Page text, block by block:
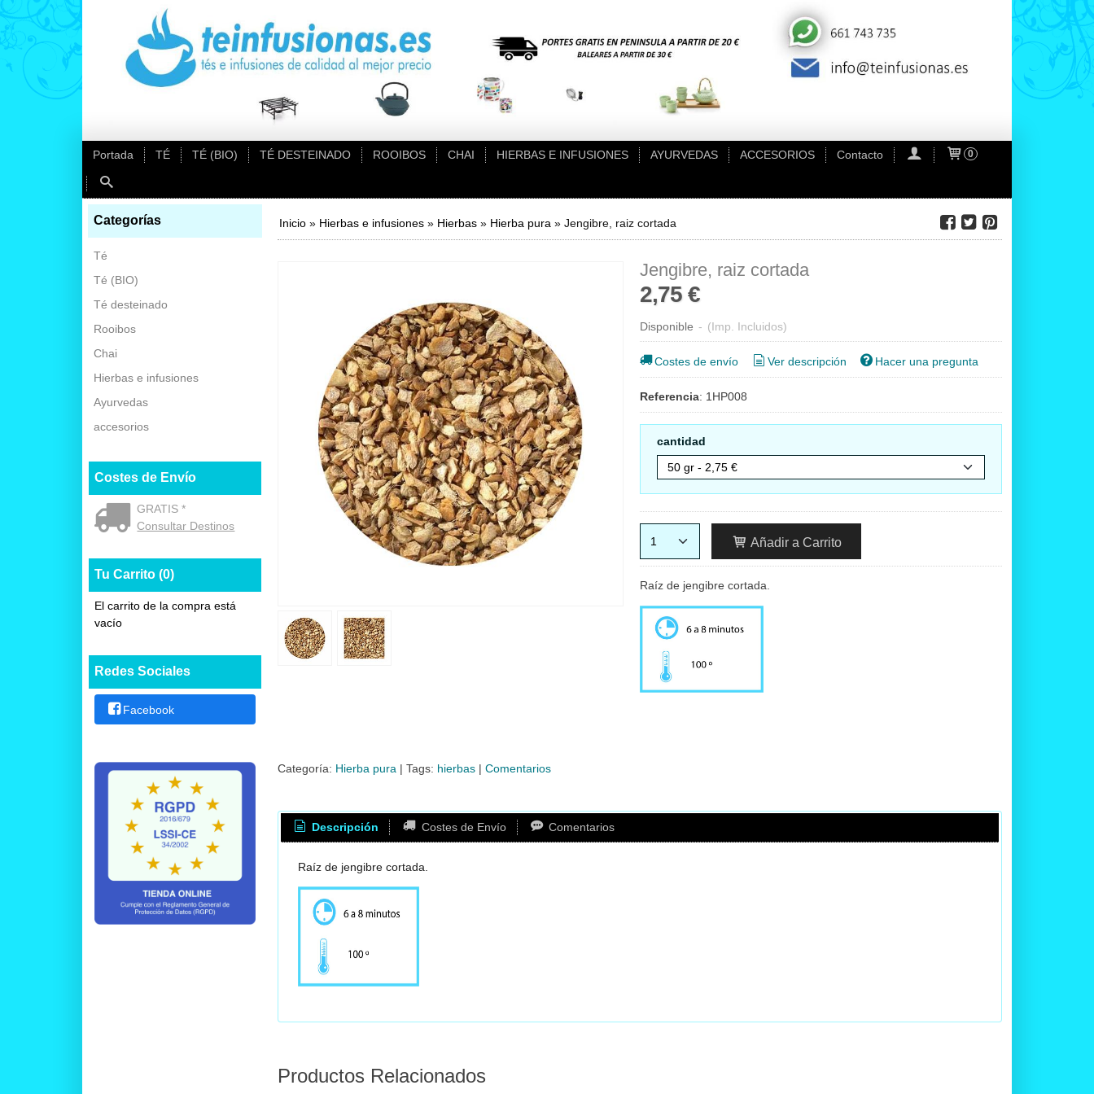
Portada TÉ TÉ (BIO) TÉ DESTEINADO ROOIBOS CHAI HIERBAS E INFUSIONES AYURVEDAS ACCESORIOS Contacto 0
Categorías
Té
Té (BIO)
Té desteinado
Rooibos
Chai
Hierbas e infusiones
Ayurvedas
accesorios
Costes de Envío
GRATIS *
Consultar Destinos
Tu Carrito (0)
El carrito de la compra está
vacío
Redes Sociales
Facebook
Inicio» Hierbas e infusiones» Hierbas» Hierba pura » Jengibre, raiz cortada
Jengibre, raiz cortada
2,75 €
Disponible - (Imp. Incluidos)
Costes de envío Ver descripción Hacer una pregunta
Referencia: 1HP008
cantidad
Añadir a Carrito
Raíz de jengibre cortada.
Categoría: Hierba pura | Tags: hierbas | Comentarios
Descripción Costes de Envío Comentarios
Raíz de jengibre cortada.
Productos Relacionados